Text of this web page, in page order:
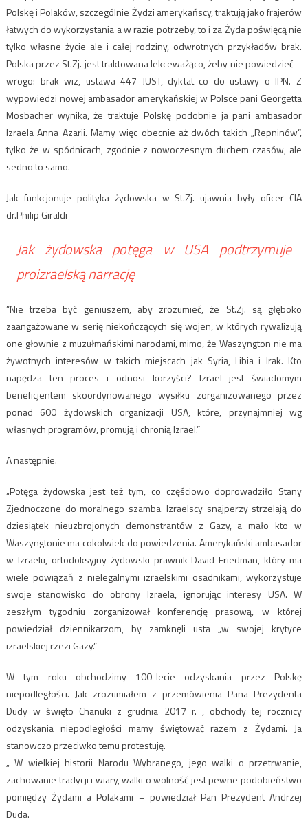
Polskę i Polaków, szczególnie Żydzi amerykańscy, traktują jako frajerów
łatwych do wykorzystania a w razie potrzeby, to i za Żyda poświęcą nie
tylko własne życie ale i całej rodziny, odwrotnych przykładów brak.
Polska przez St.Zj. jest traktowana lekceważąco, żeby nie powiedzieć –
wrogo: brak wiz, ustawa 447 JUST, dyktat co do ustawy o IPN. Z
wypowiedzi nowej ambasador amerykańskiej w Polsce pani Georgetta
Mosbacher wynika, że traktuje Polskę podobnie ja pani ambasador
Izraela Anna Azarii. Mamy więc obecnie aż dwóch takich „Repninów”,
tylko że w spódnicach, zgodnie z nowoczesnym duchem czasów, ale
sedno to samo.
Jak funkcjonuje polityka żydowska w St.Zj. ujawnia były oficer CIA
dr.Philip Giraldi
Jak żydowska potęga w USA podtrzymuje
proizraelską narrację
”Nie trzeba być geniuszem, aby zrozumieć, że St.Zj. są głęboko
zaangażowane w serię niekończących się wojen, w których rywalizują
one głownie z muzułmańskimi narodami, mimo, że Waszyngton nie ma
żywotnych interesów w takich miejscach jak Syria, Libia i Irak. Kto
napędza ten proces i odnosi korzyści? Izrael jest świadomym
beneficjentem skoordynowanego wysiłku zorganizowanego przez
ponad 600 żydowskich organizacji USA, które, przynajmniej wg
własnych programów, promują i chronią Izrael.”
A następnie.
„Potęga żydowska jest też tym, co częściowo doprowadziło Stany
Zjednoczone do moralnego szamba. Izraelscy snajperzy strzelają do
dziesiątek nieuzbrojonych demonstrantów z Gazy, a mało kto w
Waszyngtonie ma cokolwiek do powiedzenia. Amerykański ambasador
w Izraelu, ortodoksyjny żydowski prawnik David Friedman, który ma
wiele powiązań z nielegalnymi izraelskimi osadnikami, wykorzystuje
swoje stanowisko do obrony Izraela, ignorując interesy USA. W
zeszłym tygodniu zorganizował konferencję prasową, w której
powiedział dziennikarzom, by zamknęli usta „w swojej krytyce
izraelskiej rzezi Gazy.”
W tym roku obchodzimy 100-lecie odzyskania przez Polskę
niepodległości. Jak zrozumiałem z przemówienia Pana Prezydenta
Dudy w święto Chanuki z grudnia 2017 r. , obchody tej rocznicy
odzyskania niepodległości mamy świętować razem z Żydami. Ja
stanowczo przeciwko temu protestuję.
„ W wielkiej historii Narodu Wybranego, jego walki o przetrwanie,
zachowanie tradycji i wiary, walki o wolność jest pewne podobieństwo
pomiędzy Żydami a Polakami – powiedział Pan Prezydent Andrzej
Duda.